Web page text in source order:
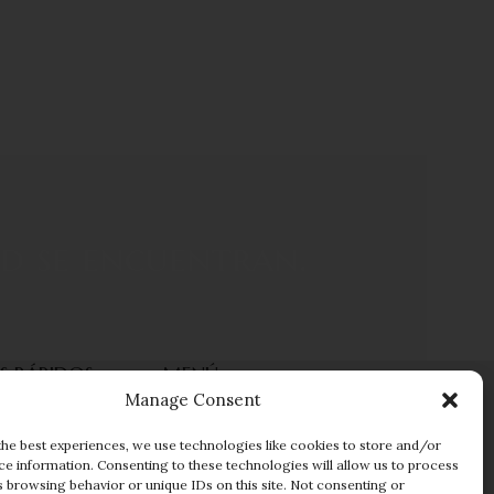
Manage Consent
best experiences, we use technologies like cookies to store and/or
information. Consenting to these technologies will allow us to process
browsing behavior or unique IDs on this site. Not consenting or
RÁPIDOS MENÚ
Garantias
FAQs